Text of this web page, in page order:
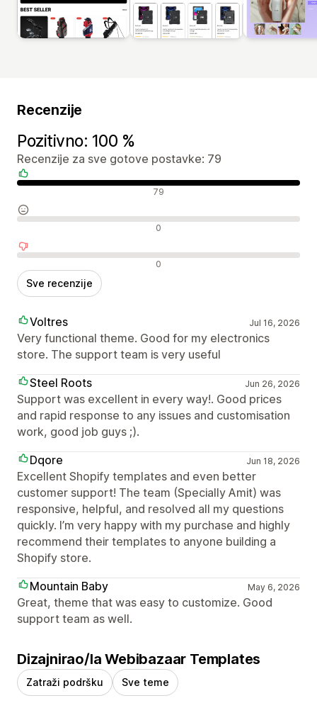
Recenzije
Pozitivno: 100 %
Recenzije za sve gotove postavke: 79
Pozitivne recenzije 79
Neutralne recenzije 0
Negativne recenzije 0
Sve recenzije
Voltres Jul 16, 2026
Very functional theme. Good for my electronics
store. The support team is very useful
Steel Roots
Jun 26, 2026
Support was excellent in every way!. Good prices
and rapid response to any issues and customisation
work, good job guys ;).
Dqore
Jun 18, 2026
Excellent Shopify templates and even better
customer support! The team (Specially Amit) was
responsive, helpful, and resolved all my questions
quickly. I’m very happy with my purchase and highly
recommend their templates to anyone building a
Shopify store.
Mountain Baby
May 6, 2026
Great, theme that was easy to customize. Good
support team as well.
Dizajnirao/la Webibazaar Templates
Zatraži podršku Sve teme